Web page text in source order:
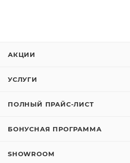
АКЦИИ
УСЛУГИ
ПОЛНЫЙ ПРАЙС-ЛИСТ
БОНУСНАЯ ПРОГРАММА
SHOWROOM